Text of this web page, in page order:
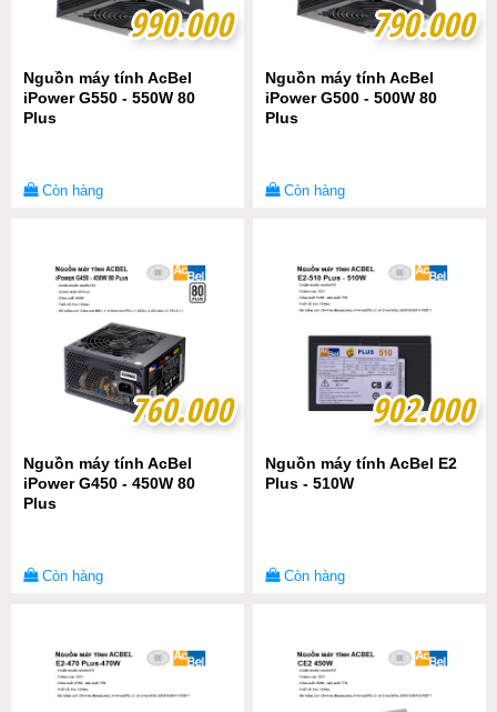
990.000
990.000
Nguồn máy tính AcBel
iPower G550 - 550W 80
Plus
Còn hàng
790.000
790.000
Nguồn máy tính AcBel
iPower G500 - 500W 80
Plus
Còn hàng
760.000
760.000
Nguồn máy tính AcBel
iPower G450 - 450W 80
Plus
Còn hàng
902.000
902.000
Nguồn máy tính AcBel E2
Plus - 510W
Còn hàng